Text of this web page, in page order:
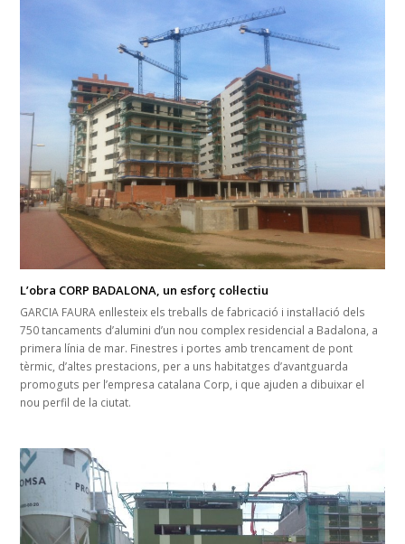
L’obra CORP BADALONA, un esforç col·lectiu
GARCIA FAURA enllesteix els treballs de fabricació i instal·lació dels
750 tancaments d’alumini d’un nou complex residencial a Badalona, a
primera línia de mar. Finestres i portes amb trencament de pont
tèrmic, d’altes prestacions, per a uns habitatges d’avantguarda
promoguts per l’empresa catalana Corp, i que ajuden a dibuixar el
nou perfil de la ciutat.